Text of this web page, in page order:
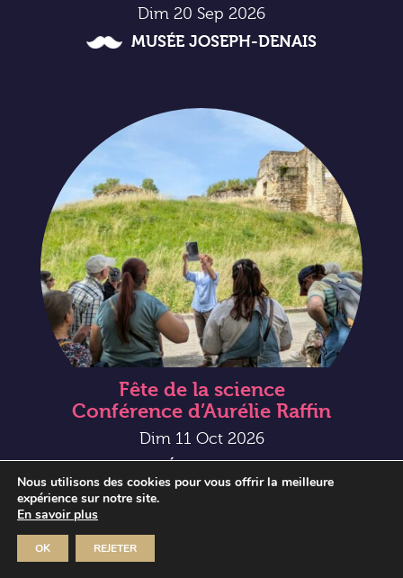
Dim 20 Sep 2026
MUSÉE JOSEPH-DENAIS
Fête de la science
Conférence d’Aurélie Raffin
Dim 11 Oct 2026
MUSÉE JOSEPH-DENAIS
Nous utilisons des cookies pour vous offrir la meilleure
expérience sur notre site.
En savoir plus
OK REJETER